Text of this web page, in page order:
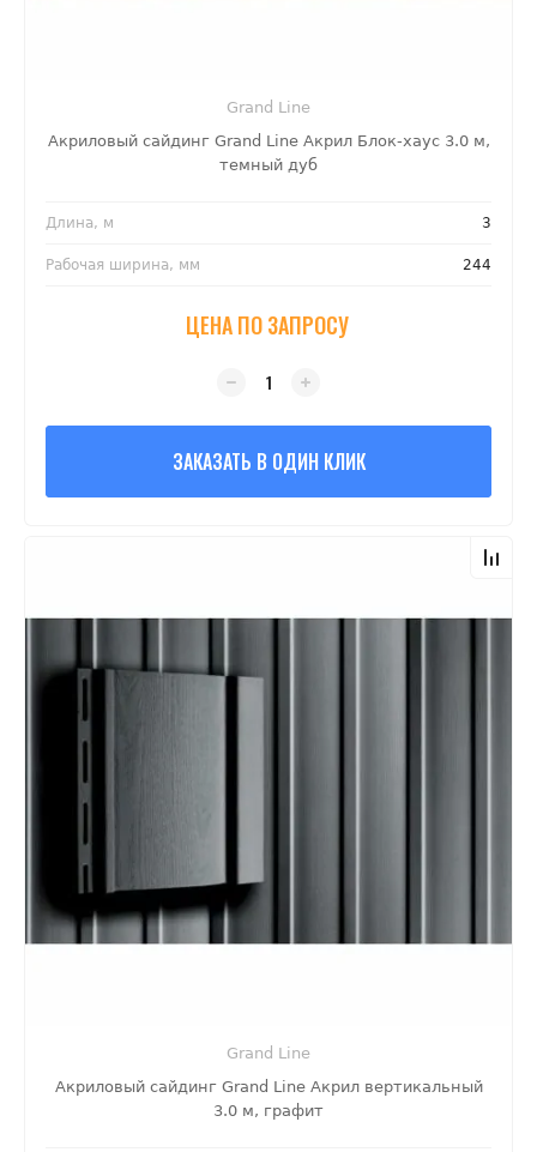
Grand Line
Акриловый сайдинг Grand Line Акрил Блок-хаус 3.0 м,
темный дуб
Длина, м 3
Рабочая ширина, мм 244
ЦЕНА ПО ЗАПРОСУ
ЗАКАЗАТЬ В ОДИН КЛИК
Grand Line
Акриловый сайдинг Grand Line Акрил вертикальный
3.0 м, графит